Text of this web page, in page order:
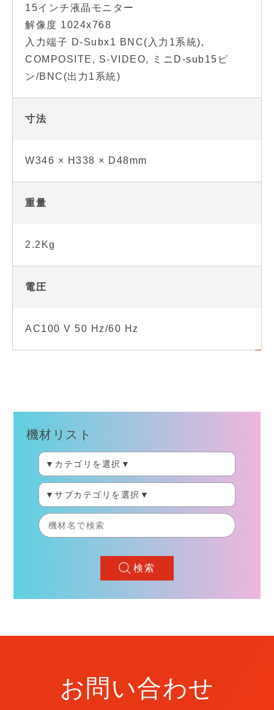
15インチ液晶モニター
解像度 1024x768
入力端子 D-Subx1 BNC(入力1系統),
COMPOSITE, S-VIDEO, ミニD-sub15ピ
ン/BNC(出力1系統)
寸法
W346 × H338 × D48mm
重量
2.2Kg
電圧
AC100 V 50 Hz/60 Hz
機材リスト
検索
お問い合わせ